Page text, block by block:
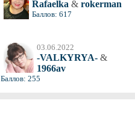
Rafaelka &rokerman
Баллов: 617
03.06.2022
-VALKYRYA- &
1966av
Баллов: 255